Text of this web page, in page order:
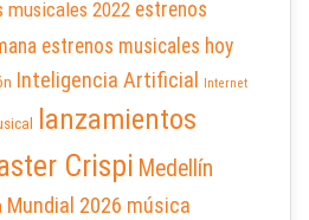
musicales 2022 estrenos
estrenos musicales hoy
Inteligencia Artificial Internet
lanzamientos
Crispi Medellín
Mundial 2026 música